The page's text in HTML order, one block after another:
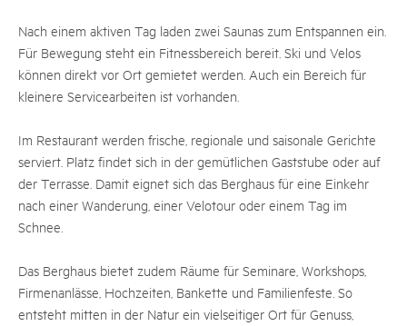
Nach einem aktiven Tag laden zwei Saunas zum Entspannen ein.
Für Bewegung steht ein Fitnessbereich bereit. Ski und Velos
können direkt vor Ort gemietet werden. Auch ein Bereich für
kleinere Servicearbeiten ist vorhanden.
Im Restaurant werden frische, regionale und saisonale Gerichte
serviert. Platz findet sich in der gemütlichen Gaststube oder auf
der Terrasse. Damit eignet sich das Berghaus für eine Einkehr
nach einer Wanderung, einer Velotour oder einem Tag im
Schnee.
Das Berghaus bietet zudem Räume für Seminare, Workshops,
Firmenanlässe, Hochzeiten, Bankette und Familienfeste. So
entsteht mitten in der Natur ein vielseitiger Ort für Genuss,